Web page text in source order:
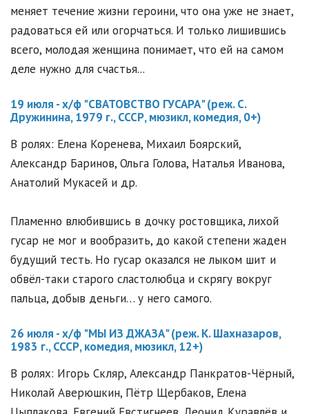
меняет течение жизни героини, что она уже не знает,
радоваться ей или огорчаться. И только лишившись
всего, молодая женщина понимает, что ей на самом
деле нужно для счастья...
19 июля - х/ф "СВАТОВСТВО ГУСАРА" (реж. С.
Дружинина, 1979 г., СССР, мюзикл, комедия, 0+)
В ролях: Елена Коренева, Михаил Боярский,
Александр Баринов, Ольга Голова, Наталья Иванова,
Анатолий Мукасей и др.
Пламенно влюбившись в дочку ростовщика, лихой
гусар не мог и вообразить, до какой степени жаден
будущий тесть. Но гусар оказался не лыком шит и
обвёл-таки старого сластолюбца и скрягу вокруг
пальца, добыв деньги… у него самого.
26 июля - х/ф "МЫ ИЗ ДЖАЗА" (реж. К. Шахназаров,
1983 г., СССР, комедия, мюзикл, 12+)
В ролях: Игорь Скляр, Александр Панкратов-Чёрный,
Николай Аверюшкин, Пётр Щербаков, Елена